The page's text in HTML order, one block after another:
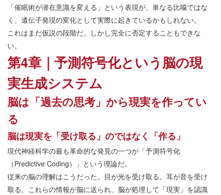
「催眠術が潜在意識を変える」という表現が、単なる比喩ではな
く、遺伝子発現の変化として実際に起きているかもしれない。
これはまだ仮説の段階だ。しかし完全に否定することもできな
い。
第4章｜予測符号化という脳の現
実生成システム
脳は「過去の思考」から現実を作ってい
る
脳は現実を「受け取る」のではなく「作る」
現代神経科学の最も革命的な発見の一つが「予測符号化
（Predictive Coding）」という理論だ。
従来の脳の理解はこうだった。目が光を受け取る。耳が音を受け
取る。これらの情報が脳に送られ、脳が処理して「現実」を認識